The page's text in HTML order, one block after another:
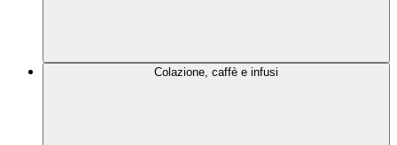
Colazione, caffè e infusi